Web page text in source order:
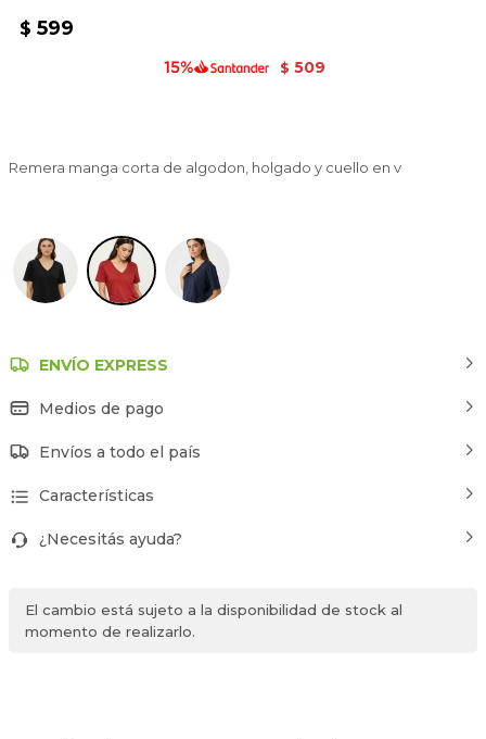
$ 599
$ 509
Remera manga corta de algodon, holgado y cuello en v
ENVÍO EXPRESS
Medios de pago
Envíos a todo el país
Características
¿Necesitás ayuda?
El cambio está sujeto a la disponibilidad de stock al
momento de realizarlo.